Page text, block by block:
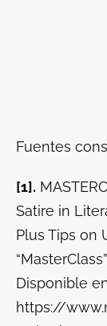
Fuentes
[1].
Satire in
Plus Tips on
Disponible
https://